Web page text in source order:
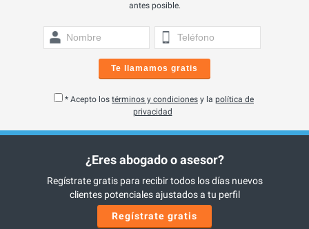
antes posible.
Te llamamos gratis
* Acepto los términos y condiciones y la política de
privacidad
¿Eres abogado o asesor?
Regístrate gratis para recibir todos los días nuevos
clientes potenciales ajustados a tu perfil
Regístrate gratis